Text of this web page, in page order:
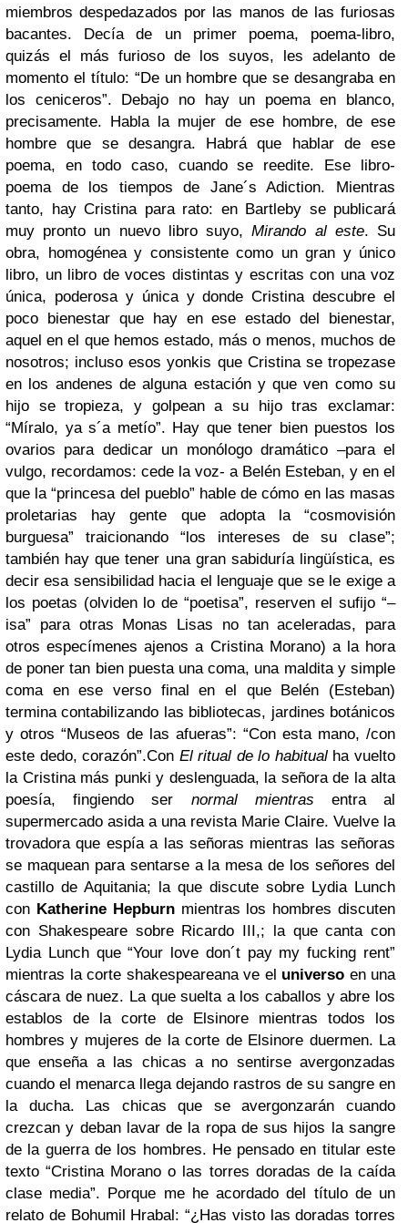
miembros despedazados por las manos de las furiosas
bacantes. Decía de un primer poema, poema-libro,
quizás el más furioso de los suyos, les adelanto de
momento el título: “De un hombre que se desangraba en
los ceniceros”. Debajo no hay un poema en blanco,
precisamente. Habla la mujer de ese hombre, de ese
hombre que se desangra. Habrá que hablar de ese
poema, en todo caso, cuando se reedite. Ese libro-
poema de los tiempos de Jane´s Adiction. Mientras
tanto, hay Cristina para rato: en Bartleby se publicará
muy pronto un nuevo libro suyo,Mirando al este. Su
obra, homogénea y consistente como un gran y único
libro, un libro de voces distintas y escritas con una voz
única, poderosa y única y donde Cristina descubre el
poco bienestar que hay en ese estado del bienestar,
aquel en el que hemos estado, más o menos, muchos de
nosotros; incluso esos yonkis que Cristina se tropezase
en los andenes de alguna estación y que ven como su
hijo se tropieza, y golpean a su hijo tras exclamar:
“Míralo, ya s´a metío”. Hay que tener bien puestos los
ovarios para dedicar un monólogo dramático –para el
vulgo, recordamos: cede la voz- a Belén Esteban, y en el
que la “princesa del pueblo” hable de cómo en las masas
proletarias hay gente que adopta la “cosmovisión
burguesa” traicionando “los intereses de su clase”;
también hay que tener una gran sabiduría lingüística, es
decir esa sensibilidad hacia el lenguaje que se le exige a
los poetas (olviden lo de “poetisa”, reserven el sufijo “–
isa” para otras Monas Lisas no tan aceleradas, para
otros especímenes ajenos a Cristina Morano) a la hora
de poner tan bien puesta una coma, una maldita y simple
coma en ese verso final en el que Belén (Esteban)
termina contabilizando las bibliotecas, jardines botánicos
y otros “Museos de las afueras”: “Con esta mano, /con
este dedo, corazón”.Con El ritual de lo habitualha vuelto
la Cristina más punki y deslenguada, la señora de la alta
poesía, fingiendo ser normal mientras entra al
supermercado asida a una revista Marie Claire. Vuelve la
trovadora que espía a las señoras mientras las señoras
se maquean para sentarse a la mesa de los señores del
castillo de Aquitania; la que discute sobre Lydia Lunch
con Katherine Hepburnmientras los hombres discuten
con Shakespeare sobre Ricardo III,; la que canta con
Lydia Lunch que “Your love don´t pay my fucking rent”
mientras la corte shakespeareana ve el universo en una
cáscara de nuez. La que suelta a los caballos y abre los
establos de la corte de Elsinore mientras todos los
hombres y mujeres de la corte de Elsinore duermen. La
que enseña a las chicas a no sentirse avergonzadas
cuando el menarca llega dejando rastros de su sangre en
la ducha. Las chicas que se avergonzarán cuando
crezcan y deban lavar de la ropa de sus hijos la sangre
de la guerra de los hombres. He pensado en titular este
texto “Cristina Morano o las torres doradas de la caída
clase media”. Porque me he acordado del título de un
relato de Bohumil Hrabal: “¿Has visto las doradas torres